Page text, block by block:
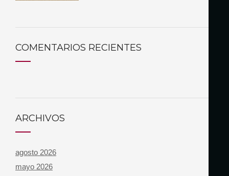
COMENTARIOS RECIENTES
ARCHIVOS
agosto 2026
mayo 2026